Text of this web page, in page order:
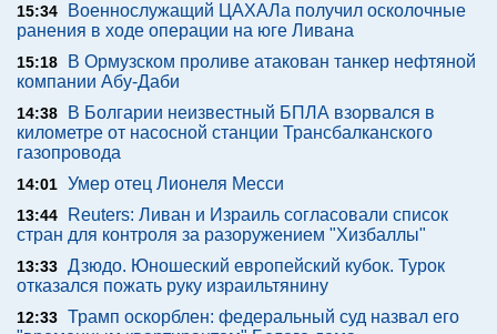
15:34
Военнослужащий ЦАХАЛа получил осколочные
ранения в ходе операции на юге Ливана
15:18
В Ормузском проливе атакован танкер нефтяной
компании Абу-Даби
14:38
В Болгарии неизвестный БПЛА взорвался в
километре от насосной станции Трансбалканского
газопровода
14:01 Умер отец Лионеля Месси
13:44
Reuters: Ливан и Израиль согласовали список
стран для контроля за разоружением "Хизбаллы"
13:33 Дзюдо. Юношеский европейский кубок. Турок
отказался пожать руку израильтянину
12:33 Трамп оскорблен: федеральный суд назвал его